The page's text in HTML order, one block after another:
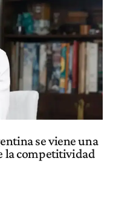
se viene una
la competitividad